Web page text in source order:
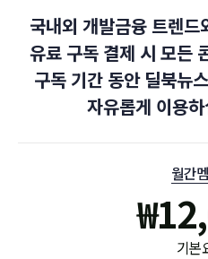
국내외 개발금융 트렌
유료 구독 결제 시 모든
구독 기간 동안 딜북뉴
자유롭게 이용
월간
₩
기본